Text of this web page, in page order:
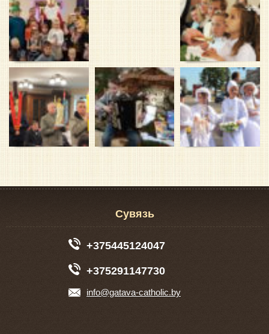
Сувязь
+375445124047
+375291147730
info@gatava-catholic.by